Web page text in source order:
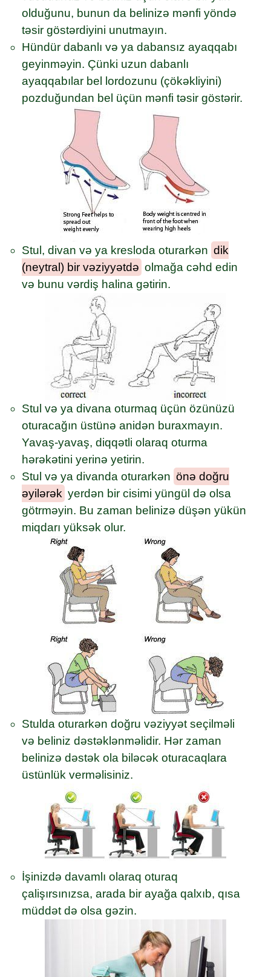
olduğunu, bunun da belinizə mənfi yöndə
təsir göstərdiyini unutmayın.
Hündür dabanlı və ya dabansız ayaqqabı
geyinməyin. Çünki uzun dabanlı
ayaqqabılar bel lordozunu (çökəkliyini)
pozduğundan bel üçün mənfi təsir göstərir.
Stul, divan və ya kresloda oturarkən dik
(neytral) bir vəziyyətdə olmağa cəhd edin
və bunu vərdiş halina gətirin.
Stul və ya divana oturmaq üçün özünüzü
oturacağın üstünə anidən buraxmayın.
Yavaş-yavaş, diqqətli olaraq oturma
hərəkətini yerinə yetirin.
Stul və ya divanda oturarkən önə doğru
əyilərək yerdən bir cisimi yüngül də olsa
götrməyin. Bu zaman belinizə düşən yükün
miqdarı yüksək olur.
Stulda oturarkən doğru vəziyyət seçilməli
və beliniz dəstəklənməlidir. Hər zaman
belinizə dəstək ola biləcək oturacaqlara
üstünlük verməlisiniz.
İşinizdə davamlı olaraq oturaq
çalişırsınızsa, arada bir ayağa qalxıb, qısa
müddət də olsa gəzin.